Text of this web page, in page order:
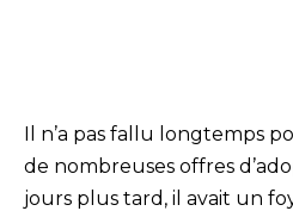
Il n’a pas fallu longtemps
de nombreuses offres
jours plus tard, il avait un